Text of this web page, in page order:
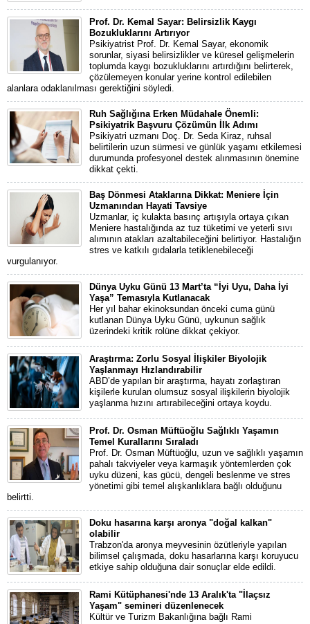
Prof. Dr. Kemal Sayar: Belirsizlik Kaygı
Bozukluklarını Artırıyor
Psikiyatrist Prof. Dr. Kemal Sayar, ekonomik
sorunlar, siyasi belirsizlikler ve küresel gelişmelerin
toplumda kaygı bozukluklarını artırdığını belirterek,
çözülemeyen konular yerine kontrol edilebilen
alanlara odaklanılması gerektiğini söyledi.
Ruh Sağlığına Erken Müdahale Önemli:
Psikiyatrik Başvuru Çözümün İlk Adımı
Psikiyatri uzmanı Doç. Dr. Seda Kiraz, ruhsal
belirtilerin uzun sürmesi ve günlük yaşamı etkilemesi
durumunda profesyonel destek alınmasının önemine
dikkat çekti.
Baş Dönmesi Ataklarına Dikkat: Meniere İçin
Uzmanından Hayati Tavsiye
Uzmanlar, iç kulakta basınç artışıyla ortaya çıkan
Meniere hastalığında az tuz tüketimi ve yeterli sıvı
alımının atakları azaltabileceğini belirtiyor. Hastalığın
stres ve katkılı gıdalarla tetiklenebileceği
vurgulanıyor.
Dünya Uyku Günü 13 Mart’ta “İyi Uyu, Daha İyi
Yaşa” Temasıyla Kutlanacak
Her yıl bahar ekinoksundan önceki cuma günü
kutlanan Dünya Uyku Günü, uykunun sağlık
üzerindeki kritik rolüne dikkat çekiyor.
Araştırma: Zorlu Sosyal İlişkiler Biyolojik
Yaşlanmayı Hızlandırabilir
ABD’de yapılan bir araştırma, hayatı zorlaştıran
kişilerle kurulan olumsuz sosyal ilişkilerin biyolojik
yaşlanma hızını artırabileceğini ortaya koydu.
Prof. Dr. Osman Müftüoğlu Sağlıklı Yaşamın
Temel Kurallarını Sıraladı
Prof. Dr. Osman Müftüoğlu, uzun ve sağlıklı yaşamın
pahalı takviyeler veya karmaşık yöntemlerden çok
uyku düzeni, kas gücü, dengeli beslenme ve stres
yönetimi gibi temel alışkanlıklara bağlı olduğunu
belirtti.
Doku hasarına karşı aronya "doğal kalkan"
olabilir
Trabzon'da aronya meyvesinin özütleriyle yapılan
bilimsel çalışmada, doku hasarlarına karşı koruyucu
etkiye sahip olduğuna dair sonuçlar elde edildi.
Rami Kütüphanesi'nde 13 Aralık'ta "İlaçsız
Yaşam" semineri düzenlenecek
Kültür ve Turizm Bakanlığına bağlı Rami